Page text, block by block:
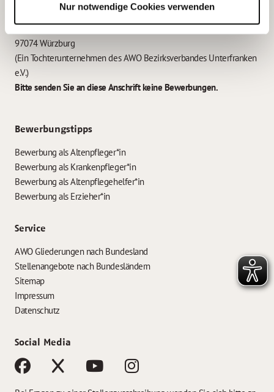
Nur notwendige Cookies verwenden
Garitz Bewirtschaftungsbetriebe GmbH
Kantstraße 45a
97074 Würzburg
(Ein Tochterunternehmen des AWO Bezirksverbandes Unterfranken
e.V.)
Bitte senden Sie an diese Anschrift keine Bewerbungen.
Bewerbungstipps
Bewerbung als Altenpfleger*in
Bewerbung als Krankenpfleger*in
Bewerbung als Altenpflegehelfer*in
Bewerbung als Erzieher*in
Service
AWO Gliederungen nach Bundesland
Stellenangebote nach Bundesländern
Sitemap
Impressum
Datenschutz
Social Media